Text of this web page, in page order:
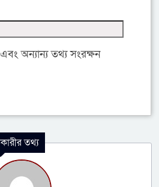
অন্যান্য তথ্য সংরক্ষন
তথ্য